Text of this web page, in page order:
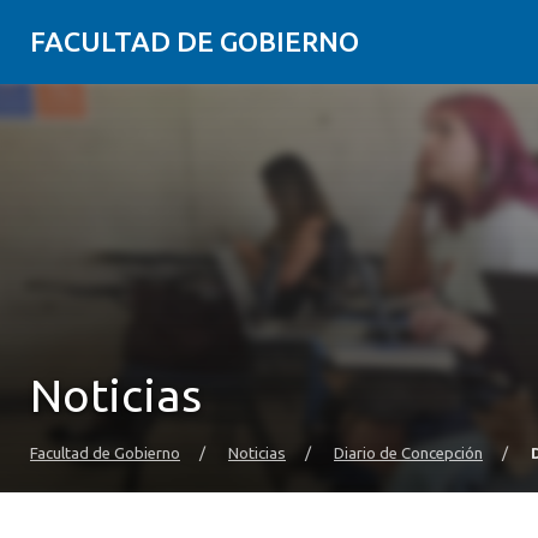
FACULTAD DE GOBIERNO
Noticias
Facultad de Gobierno / Noticias / Diario de Concepción /